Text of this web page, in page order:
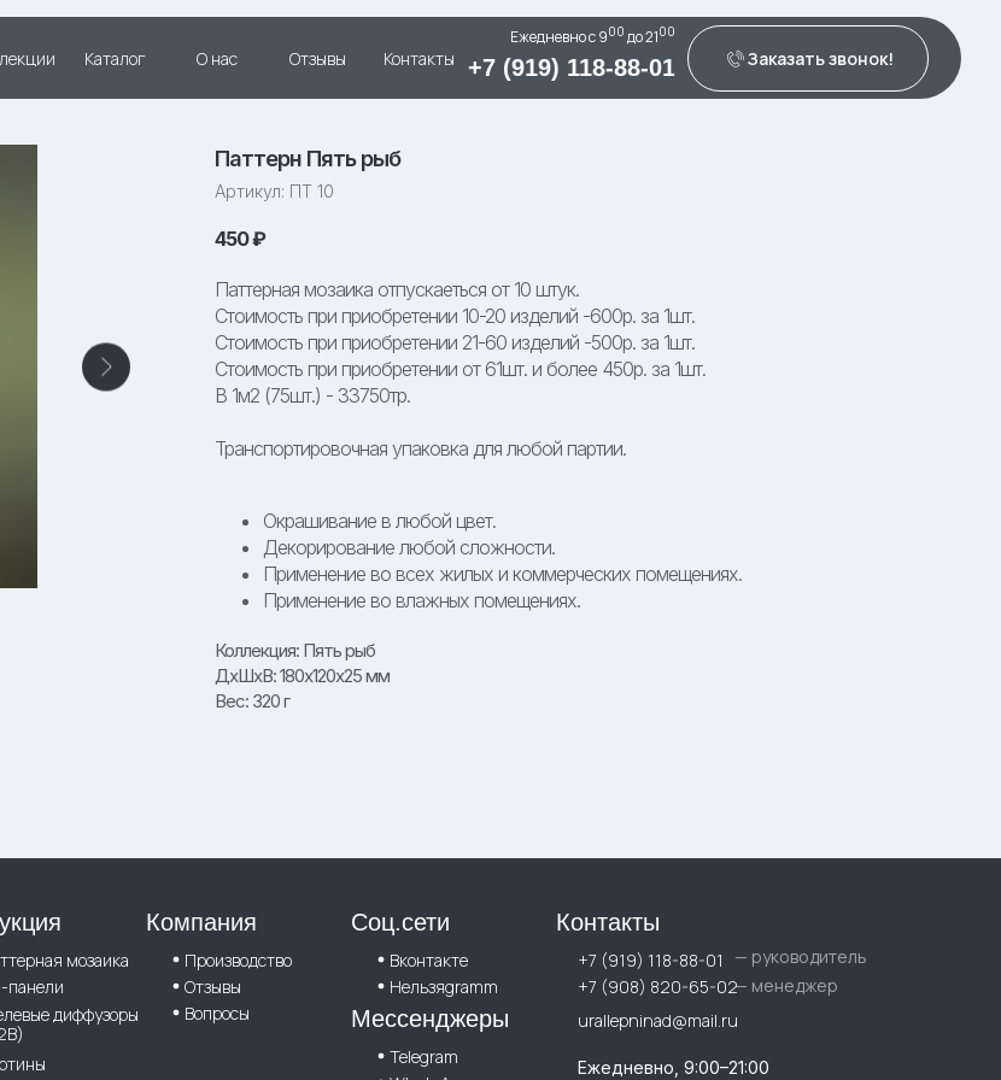
Заказать звонок!
+7 (919) 118-88-01
Ежедневно c 900 до 2100
Каталог О нас Отзывы Контакты
Паттерн Пять рыб
Артикул: ПТ 10
450₽
Паттерная мозаика отпускаеться от 10 штук.
Стоимость при приобретении 10-20 изделий -600р. за 1шт.
Стоимость при приобретении 21-60 изделий -500р. за 1шт.
Стоимость при приобретении от 61шт. и более 450р. за 1шт.
В 1м2 (75шт.) - 33750тр.
Транспортировочная упаковка для любой партии.
Окрашивание в любой цвет.
Декорирование любой сложности.
Применение во всех жилых и коммерческих помещениях.
Применение во влажных помещениях.
Коллекция: Пять рыб
ДxШxВ: 180x120x25 мм
Вес: 320 г
мозаика
панели
диффузоры
+7 (919) 118-88-01
+7 (908) 820-65-02
urallepninad@mail.ru
Контакты
Производство
Отзывы
Вопросы
Компания
Вконтакте
Нельзяgramm
Соц.сети
Telegram
Мессенджеры
— руководитель
— менеджер
Ежедневно, 9:00–21:00